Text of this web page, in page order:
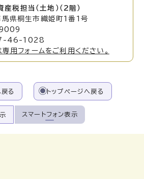
担当（土地）（2階）
桐生市織姫町1番1号
46-1028
用フォームをご利用ください。
る トップページへ戻る
スマートフォン表示